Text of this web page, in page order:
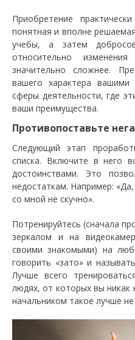
Приобретение
понятная и вполне
учебы, а затем
относительно
значительно сложнее.
вашего характера
сферы деятельности, где
ваши преимущества.
Противопоставьте
Следующий этап
списка. Включите в него
достоинствами. Это
недостаткам. Например:
со мной не скучно».
Потренируйтесь (сначала
зеркалом и на
своими знакомыми) на
говорить «зато» и
Лучше всего
людях, от которых вы никак
начальником такое лучше